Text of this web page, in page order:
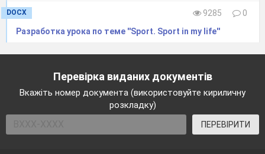
DOCX 9285
0
Разработка урока по теме ''Sport. Sport in my life''
Перевірка виданих документів
Вкажіть номер документа (використовуйте кириличну
розкладку)
ПЕРЕВІРИТИ